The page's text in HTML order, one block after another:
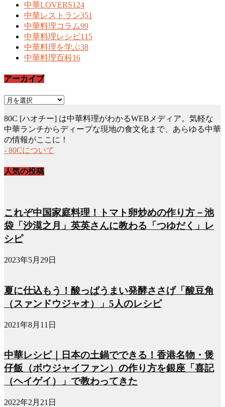
中華LOVERS124
中華レストラン351
中華料理コラム99
中華料理レシピ115
中華料理を学ぶ38
中華料理百科16
アーカイブ
ア
カ
イ
ブ
80C [ハオチー] は中華料理がわかるWEBメディア。気軽な
中華ランチからディープな現地の食文化まで、あらゆる中華
の情報がここに！
- 80Cについて
人気の投稿
これぞ中国家庭料理！トマト卵炒めの作り方－池
袋「沙漠之月」英英さんに教わる「つゆだく」レ
シピ
2023年5月29日
夏に仕込もう！酸っぱうまい発酵ささげ「酸豆角
（スァンドウジャオ）」5人のレシピ
2021年8月11日
中華レシピ｜日本の土鍋でできる！香港名物・煲
仔飯（ボウジャイファン）の作り方を銀座「喜記
（ヘイゲイ）」で教わってきた
2022年2月21日